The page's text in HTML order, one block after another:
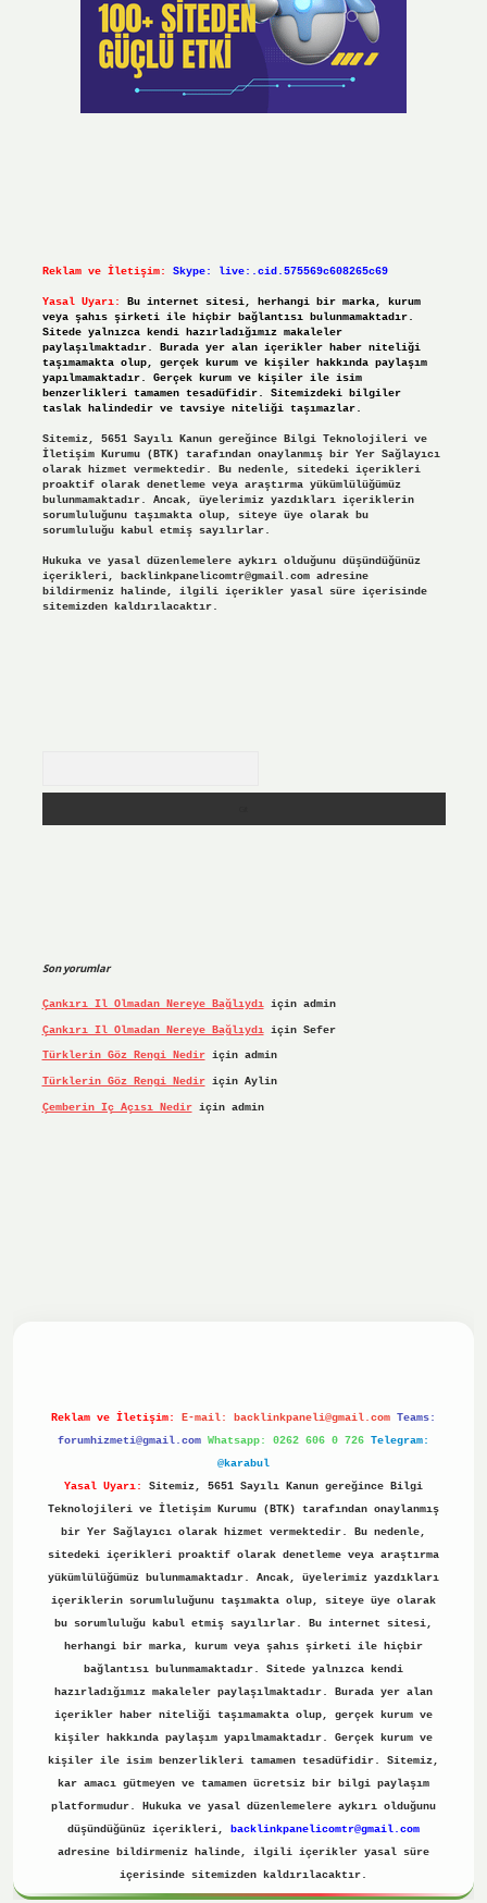
Reklam ve İletişim: Skype: live:.cid.575569c608265c69
Yasal Uyarı:
Bu internet sitesi, herhangi bir marka, kurum
veya şahıs şirketi ile hiçbir bağlantısı bulunmamaktadır.
Sitede yalnızca kendi hazırladığımız makaleler
paylaşılmaktadır. Burada yer alan içerikler haber niteliği
taşımamakta olup, gerçek kurum ve kişiler hakkında paylaşım
yapılmamaktadır. Gerçek kurum ve kişiler ile isim
benzerlikleri tamamen tesadüfidir. Sitemizdeki bilgiler
taslak halindedir ve tavsiye niteliği taşımazlar.
Sitemiz, 5651 Sayılı Kanun gereğince Bilgi Teknolojileri ve
İletişim Kurumu (BTK) tarafından onaylanmış bir Yer Sağlayıcı
olarak hizmet vermektedir. Bu nedenle, sitedeki içerikleri
proaktif olarak denetleme veya araştırma yükümlülüğümüz
bulunmamaktadır. Ancak, üyelerimiz yazdıkları içeriklerin
sorumluluğunu taşımakta olup, siteye üye olarak bu
sorumluluğu kabul etmiş sayılırlar.
Hukuka ve yasal düzenlemelere aykırı olduğunu düşündüğünüz
içerikleri, backlinkpanelicomtr@gmail.comadresine
bildirmeniz halinde, ilgili içerikler yasal süre içerisinde
sitemizden kaldırılacaktır.
Son yorumlar
Çankırı Il Olmadan Nereye Bağlıydıiçin admin
Çankırı Il Olmadan Nereye Bağlıydıiçin Sefer
Türklerin Göz Rengi Nediriçin admin
Türklerin Göz Rengi Nediriçin Aylin
Çemberin Iç Açısı Nediriçin admin
Reklam ve İletişim: E-mail: backlinkpaneli@gmail.com Teams:
forumhizmeti@gmail.com Whatsapp: 0262 606 0 726 Telegram:
@karabul
Yasal Uyarı:
Sitemiz, 5651 Sayılı Kanun gereğince Bilgi
Teknolojileri ve İletişim Kurumu (BTK) tarafından onaylanmış
bir Yer Sağlayıcı olarak hizmet vermektedir. Bu nedenle,
sitedeki içerikleri proaktif olarak denetleme veya araştırma
yükümlülüğümüz bulunmamaktadır. Ancak, üyelerimiz yazdıkları
içeriklerin sorumluluğunu taşımakta olup, siteye üye olarak
bu sorumluluğu kabul etmiş sayılırlar. Bu internet sitesi,
herhangi bir marka, kurum veya şahıs şirketi ile hiçbir
bağlantısı bulunmamaktadır. Sitede yalnızca kendi
hazırladığımız makaleler paylaşılmaktadır. Burada yer alan
içerikler haber niteliği taşımamakta olup, gerçek kurum ve
kişiler hakkında paylaşım yapılmamaktadır. Gerçek kurum ve
kişiler ile isim benzerlikleri tamamen tesadüfidir. Sitemiz,
kar amacı gütmeyen ve tamamen ücretsiz bir bilgi paylaşım
platformudur. Hukuka ve yasal düzenlemelere aykırı olduğunu
düşündüğünüz içerikleri,
backlinkpanelicomtr@gmail.com
adresine bildirmeniz halinde, ilgili içerikler yasal süre
içerisinde sitemizden kaldırılacaktır.